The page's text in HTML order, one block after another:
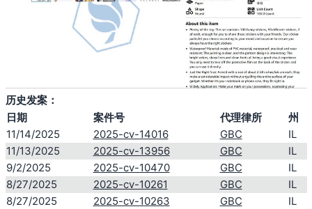
历史发案：
日期
案件号 代理律所
州
11/14/2025
2025-cv-14016 GBC
IL
11/13/2025
2025-cv-13956 GBC
IL
9/2/2025
2025-cv-10470 GBC
IL
8/27/2025
2025-cv-10261 GBC
IL
8/27/2025
2025-cv-10263 GBC
IL